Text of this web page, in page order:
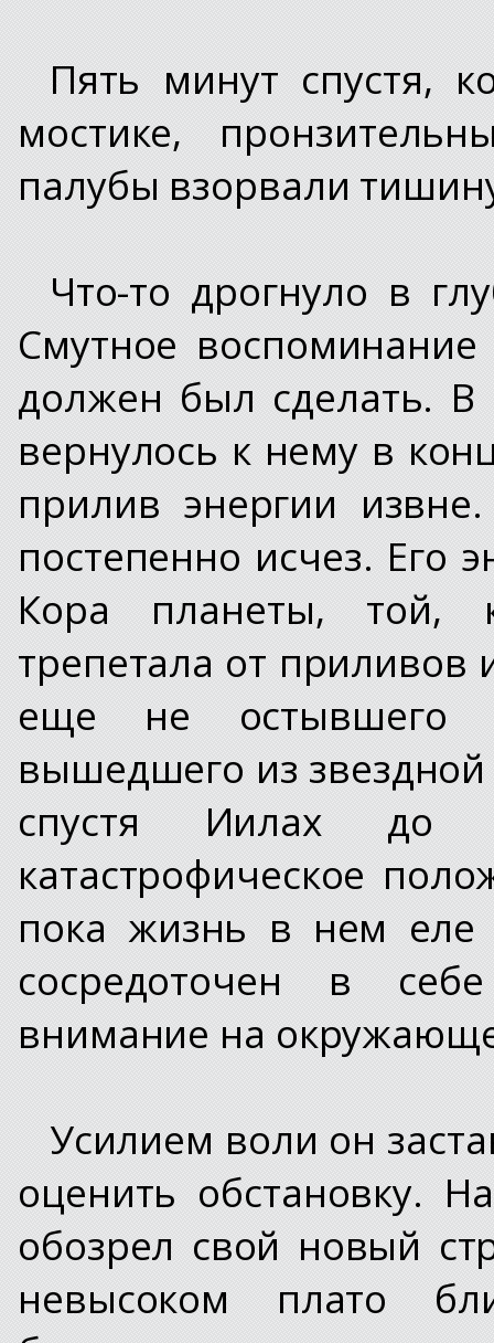
Пять минут спустя,
мостике,
палубы взорвали
Что-то дрогнуло в
Смутное
должен был сделать. В
вернулось к нему в
прилив энергии
постепенно исчез. Его
Кора планеты, той,
трепетала от приливов
еще не остывшего
вышедшего из
спустя Иилах до
катастрофическое
пока жизнь в нем еле
сосредоточен в
внимание на
Усилием воли он
оценить обстановку.
обозрел свой новый
невысоком плато